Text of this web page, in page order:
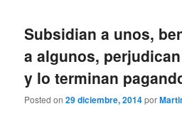
Subsidian a unos,
a algunos,
y lo terminan
Posted on29 diciembre, 2014por